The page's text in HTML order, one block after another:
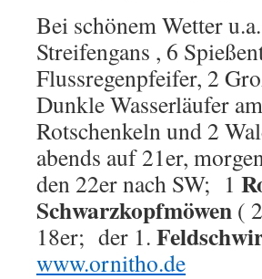
Bei schönem Wetter u.a.
Streifengans , 6
Flussregenpfeifer, 2
Dunkle Wasserläufer
Rotschenkeln und 2
abends auf 21er,
den 22er nach SW; 1
Schwarzkopfmöwen (
18er; der 1.
www.ornitho.de